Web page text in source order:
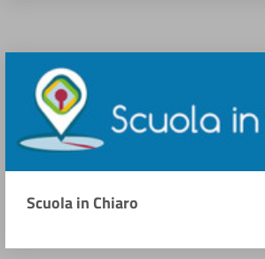
Scuola in Chiaro